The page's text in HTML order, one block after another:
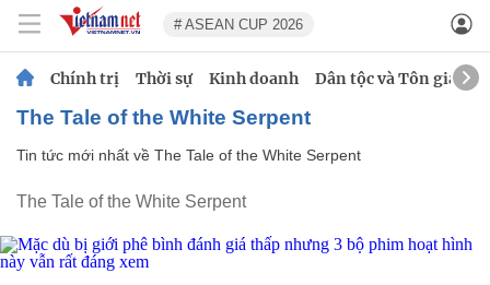
# ASEAN CUP 2026
Chính trị Thời sự Kinh doanh Dân tộc và Tôn giáo
The Tale of the White Serpent
Tin tức mới nhất về The Tale of the White Serpent
The Tale of the White Serpent